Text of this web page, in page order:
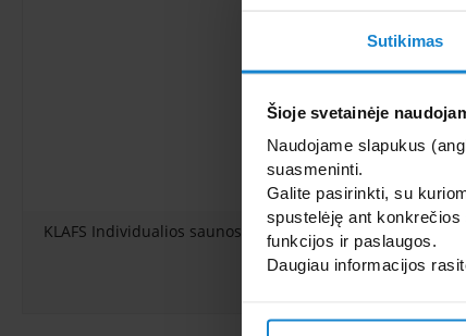
Sutikimas
Šioje svetainėje
Naudojame slapukus
suasmeninti.
Galite pasirinkti, su
spustelėję ant
funkcijos ir paslaugos.
Daugiau informacijos
KLAFS Individualios saunos
Infraraudonujų
modulis KLAFS